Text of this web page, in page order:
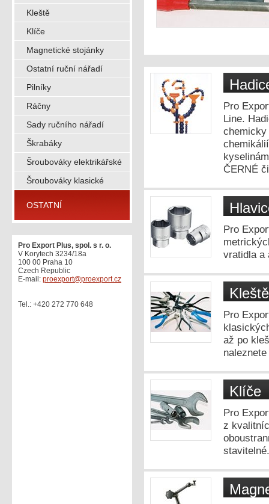
Kleště
Klíče
Magnetické stojánky
Ostatní ruční nářadí
Pilníky
Ráčny
Sady ručního nářadí
Škrabáky
Šroubováky elektrikářské
Šroubováky klasické
OSTATNÍ
Pro Export Plus, spol. s r. o.
V Korytech 3234/18a
100 00 Praha 10
Czech Republic
E-mail: proexport@proexport.cz
Tel.: +420 272 770 648
Pro
Line.
chemicky
ČERNÉ
Pro
vratidla a
Kleště
Pro
až po
Klíče
Pro
z